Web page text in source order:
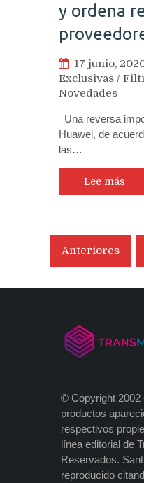
y ordena
17 junio,
Exclusivas /
Novedades
Una reversa
Huawei, de
las…
Lee más
Navegación
de
entradas
Anteriores
© Copyright 2002
productos
respectivos
línea editorial de
Reservados.
reproducido